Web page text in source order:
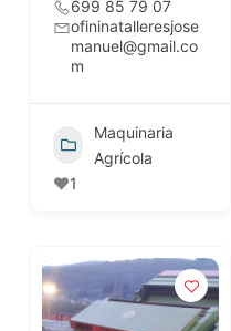
699 85 79 07
ofininatalleresjose
manuel@gmail.co
m
Maquinaria
Agrícola
1